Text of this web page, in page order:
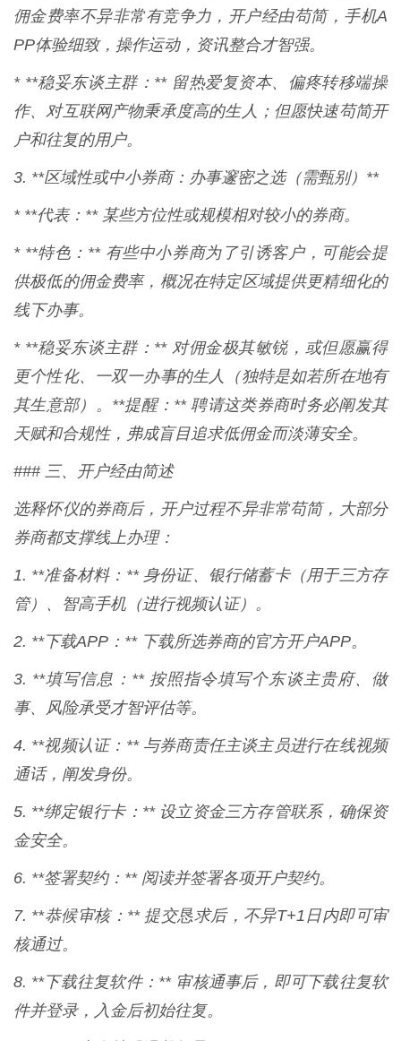
佣金费率不异非常有竞争力，开户经由苟简，手机A
PP体验细致，操作运动，资讯整合才智强。
* **稳妥东谈主群：** 留热爱复资本、偏疼转移端操
作、对互联网产物秉承度高的生人；但愿快速苟简开
户和往复的用户。
3. **区域性或中小券商：办事邃密之选（需甄别）**
* **代表：** 某些方位性或规模相对较小的券商。
* **特色：** 有些中小券商为了引诱客户，可能会提
供极低的佣金费率，概况在特定区域提供更精细化的
线下办事。
* **稳妥东谈主群：** 对佣金极其敏锐，或但愿赢得
更个性化、一双一办事的生人（独特是如若所在地有
其生意部）。**提醒：** 聘请这类券商时务必阐发其
天赋和合规性，弗成盲目追求低佣金而淡薄安全。
### 三、开户经由简述
选释怀仪的券商后，开户过程不异非常苟简，大部分
券商都支撑线上办理：
1. **准备材料：** 身份证、银行储蓄卡（用于三方存
管）、智高手机（进行视频认证）。
2. **下载APP：** 下载所选券商的官方开户APP。
3. **填写信息：** 按照指令填写个东谈主贵府、做
事、风险承受才智评估等。
4. **视频认证：** 与券商责任主谈主员进行在线视频
通话，阐发身份。
5. **绑定银行卡：** 设立资金三方存管联系，确保资
金安全。
6. **签署契约：** 阅读并签署各项开户契约。
7. **恭候审核：** 提交恳求后，不异T+1日内即可审
核通过。
8. **下载往复软件：** 审核通事后，即可下载往复软
件并登录，入金后初始往复。